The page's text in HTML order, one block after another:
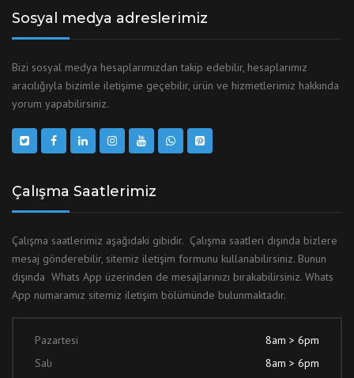
Sosyal medya adreslerimiz
Bizi sosyal medya hesaplarımızdan takip edebilir, hesaplarımız
aracılığıyla bizimle iletişime geçebilir, ürün ve hizmetlerimiz hakkında
yorum yapabilirsiniz.
Çalışma Saatlerimiz
Çalışma saatlerimiz aşağıdaki gibidir. Çalışma saatleri dışında bizlere
mesaj gönderebilir, sitemiz iletişim formunu kullanabilirsiniz. Bunun
dışında Whats App üzerinden de mesajlarınızı bırakabilirsiniz. Whats
App numaramız sitemiz iletişim bölümünde bulunmaktadır.
Pazartesi
8am > 6pm
Salı
8am > 6pm